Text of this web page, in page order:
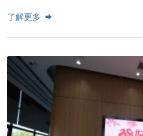
了解更多